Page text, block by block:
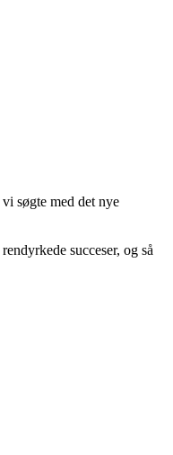
søgte med det nye
succeser, og så